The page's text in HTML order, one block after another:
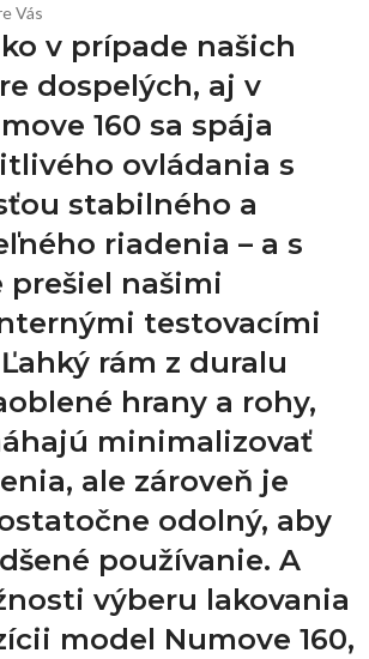
Vás
v prípade našich
dospelých, aj v
160 sa spája
ovládania s
stabilného a
riadenia – a s
prešiel našimi
testovacími
rám z duralu
hrany a rohy,
minimalizovať
ale zároveň je
odolný, aby
používanie. A
výberu lakovania
model Numove 160,